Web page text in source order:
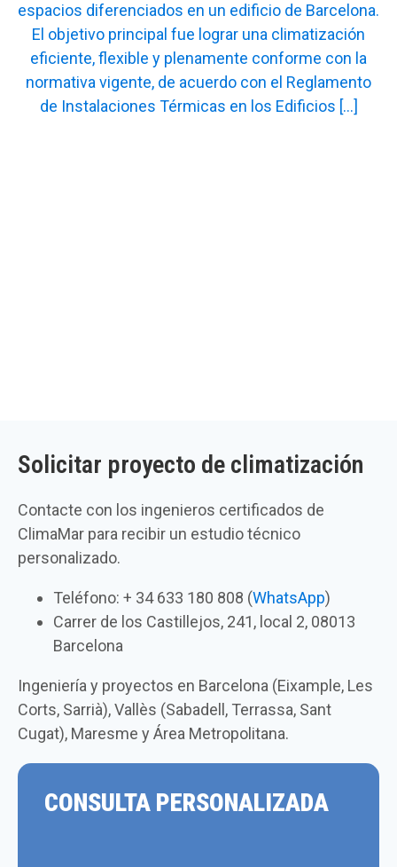
Solicitar proyecto de climatización
Contacte con los ingenieros certificados de
ClimaMar para recibir un estudio técnico
personalizado.
Teléfono: + 34 633 180 808 (WhatsApp)
Carrer de los Castillejos, 241, local 2, 08013
Barcelona
Ingeniería y proyectos en Barcelona (Eixample, Les
Corts, Sarrià), Vallès (Sabadell, Terrassa, Sant
Cugat), Maresme y Área Metropolitana.
CONSULTA PERSONALIZADA